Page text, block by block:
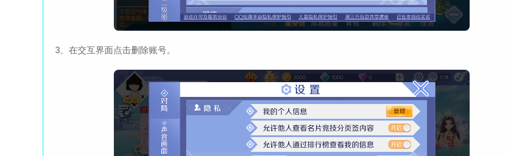
3、在交互界面点击删除账号。